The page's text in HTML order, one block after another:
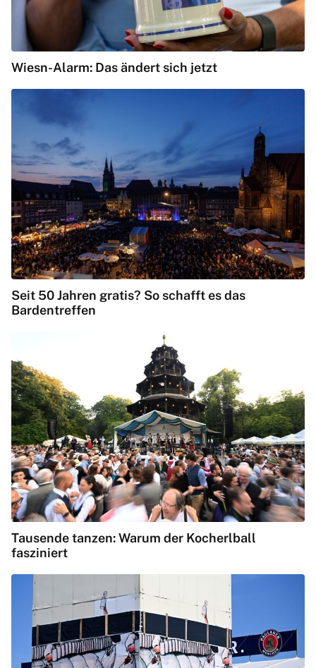
Wiesn-Alarm: Das ändert sich jetzt
Seit 50 Jahren gratis? So schafft es das
Bardentreffen
Tausende tanzen: Warum der Kocherlball
fasziniert